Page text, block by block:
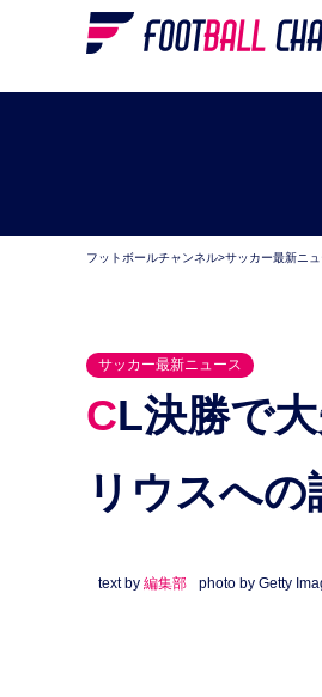
フットボールチャンネル>サッカー最新ニュ
サッカー最新ニュース
CL決勝で大失態しても仲間！ リバプールDF、GKカ
リウスへ
text by 編集部 photo by Getty